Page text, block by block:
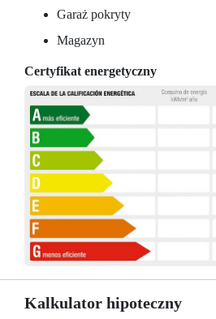
Garaż pokryty
Magazyn
Certyfikat energetyczny
Kalkulator hipoteczny